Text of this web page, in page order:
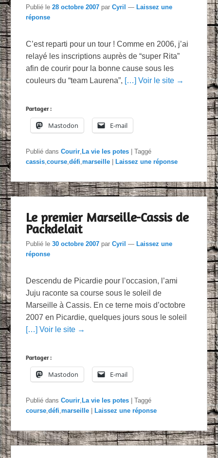
Publié le28 octobre 2007 parCyril — Laissez une
réponse
C’est reparti pour un tour ! Comme en 2006, j’ai
relayé les inscriptions auprès de “super Rita”
afin de courir pour la bonne cause sous les
couleurs du “team Laurena”, […] Voir le site →
Partager :
Mastodon E-mail
Publié dans Courir La vie les potes |Taggé
cassis ,course ,défi ,marseille Laissez une réponse
Le premier Marseille-Cassis de
Packdelait
Publié le30 octobre 2007 parCyril —Laissez une
réponse
Descendu de Picardie pour l’occasion, l’ami
Juju raconte sa course sous le soleil de
Marseille à Cassis. En ce terne mois d’octobre
2007 en Picardie, quelques jours sous le soleil
[…] Voir le site →
Partager :
Mastodon E-mail
Publié dans Courir ,La vie les potes |Taggé
course ,défi ,marseille |Laissez une réponse